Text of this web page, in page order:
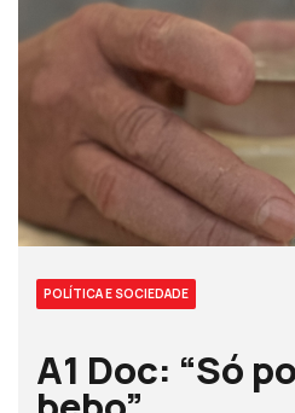
POLÍTICA E SOCIEDADE
A1 Doc: “Só